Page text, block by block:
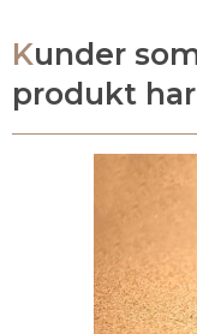
Kunder som har köpt denna
produkt